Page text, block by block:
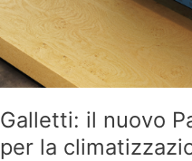
Galletti: il nuovo
per la
integrata